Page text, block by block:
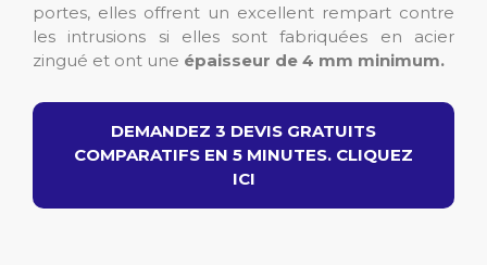
portes, elles offrent un excellent rempart contre
les intrusions si elles sont fabriquées en acier
zingué et ont une épaisseur de 4 mm minimum.
DEMANDEZ 3 DEVIS GRATUITS
COMPARATIFS EN 5 MINUTES. CLIQUEZ
ICI